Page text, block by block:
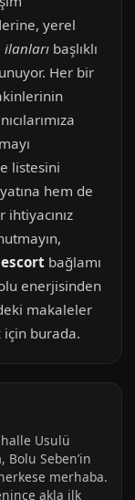
yerel
ilanları başlıklı
Her bir
listesini
hem de
bağlamı
enerjisinden
makaleler
burada.
Usulü
Bolu Seben’in
merhaba.
akla ilk